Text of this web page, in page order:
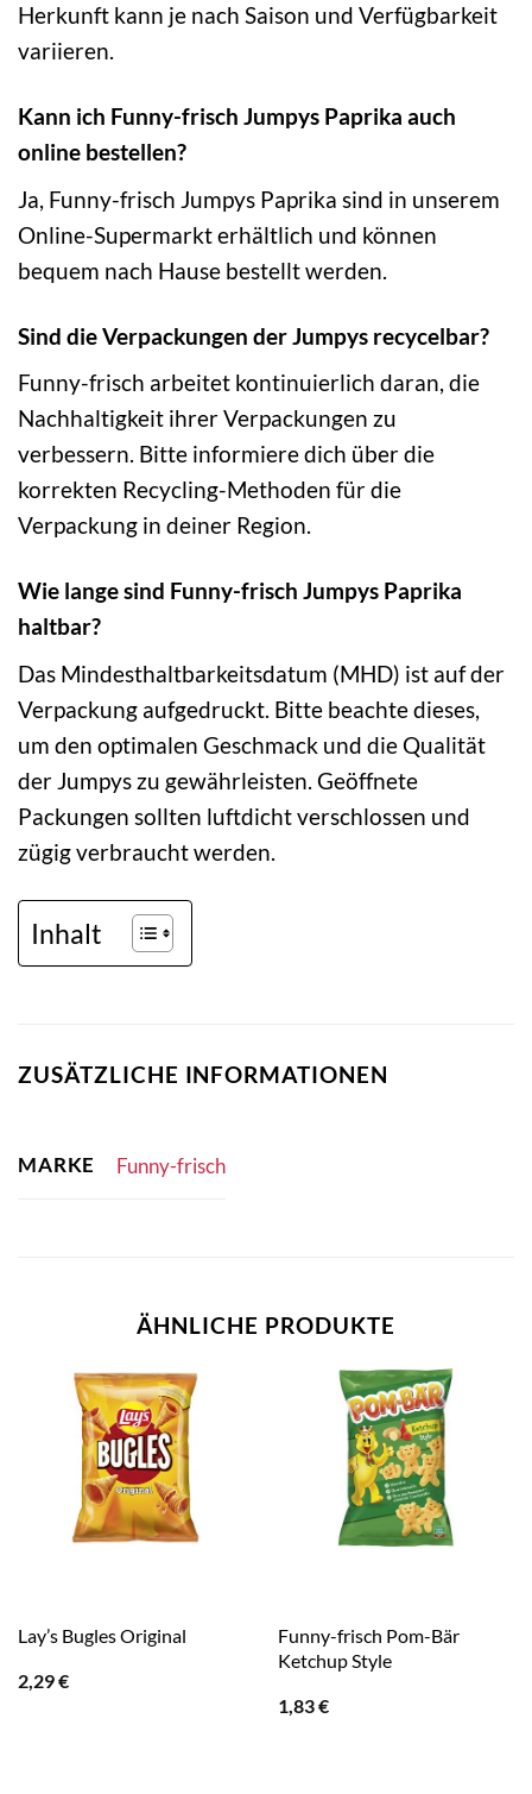
Herkunft kann je nach Saison und Verfügbarkeit
variieren.
Kann ich Funny-frisch Jumpys Paprika auch
online bestellen?
Ja, Funny-frisch Jumpys Paprika sind in unserem
Online-Supermarkt erhältlich und können
bequem nach Hause bestellt werden.
Sind die Verpackungen der Jumpys recycelbar?
Funny-frisch arbeitet kontinuierlich daran, die
Nachhaltigkeit ihrer Verpackungen zu
verbessern. Bitte informiere dich über die
korrekten Recycling-Methoden für die
Verpackung in deiner Region.
Wie lange sind Funny-frisch Jumpys Paprika
haltbar?
Das Mindesthaltbarkeitsdatum (MHD) ist auf der
Verpackung aufgedruckt. Bitte beachte dieses,
um den optimalen Geschmack und die Qualität
der Jumpys zu gewährleisten. Geöffnete
Packungen sollten luftdicht verschlossen und
zügig verbraucht werden.
Inhalt
ZUSÄTZLICHE INFORMATIONEN
MARKE Funny-frisch
ÄHNLICHE PRODUKTE
Lay’s Bugles Original
2,29€
Funny-frisch Pom-Bär
Ketchup Style
1,83€